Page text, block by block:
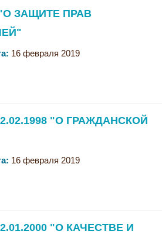
ЗАЩИТЕ ПРАВ
16 февраля 2019
"О ГРАЖДАНСКОЙ
16 февраля 2019
"О КАЧЕСТВЕ И